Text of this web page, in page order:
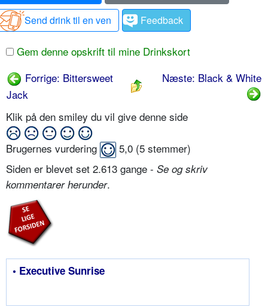
Send drink til en ven
Feedback
Gem denne opskrift til mine Drinkskort
Forrige: Bittersweet
Jack
Næste: Black & White
Klik på den smiley du vil give denne side
Brugernes vurdering 5,0 (5 stemmer)
Siden er blevet set 2.613 gange - Se og skriv
kommentarer herunder.
• Executive Sunrise